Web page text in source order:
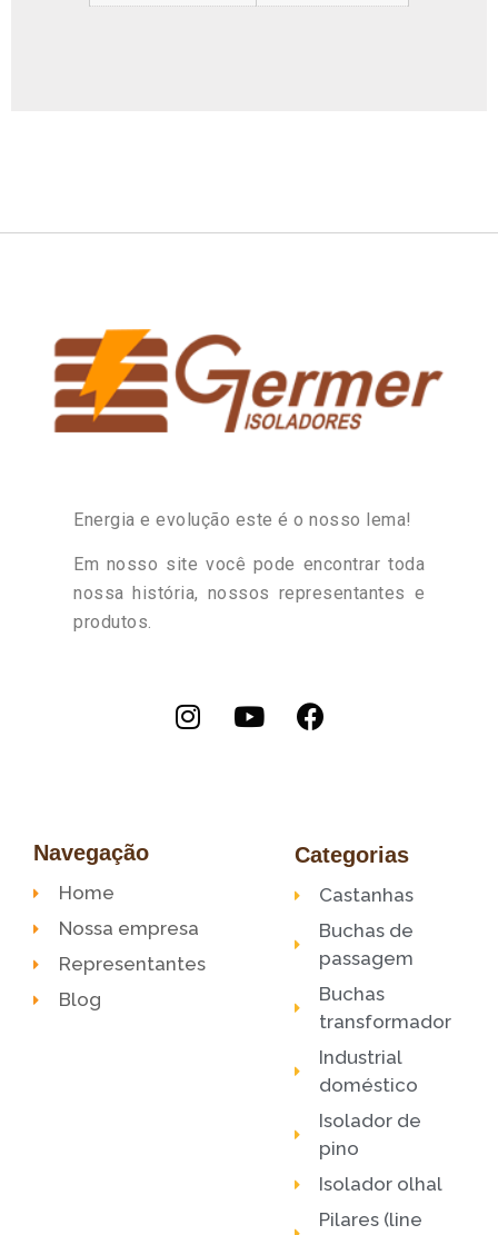
Energia e evolução este é o nosso lema!
Em nosso site você pode encontrar toda
nossa história, nossos representantes e
produtos.
Navegação Categorias
Home
Nossa empresa
Representantes
Blog
Castanhas
Buchas de
passagem
Buchas
transformador
Industrial
doméstico
Isolador de
pino
Isolador olhal
Pilares (line